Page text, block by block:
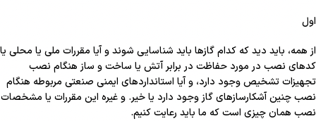
اول
از همه، باید دید که کدام گازها باید شناسایی شوند و آیا مقررات ملی یا محلی یا
کدهای نصب در مورد حفاظت در برابر آتش یا ساخت و ساز هنگام نصب
تجهیزات تشخیص وجود دارد، و آیا استانداردهای ایمنی صنعتی مربوطه هنگام
نصب چنین آشکارسازهای گاز وجود دارد یا خیر. و غیره این مقررات یا مشخصات
نصب همان چیزی است که ما باید رعایت کنیم.